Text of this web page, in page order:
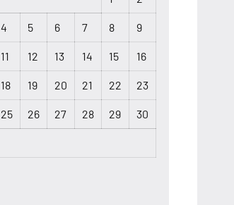
4 5 6 7 8 9
11 12 13 14 15 16
18 19 20 21 22 23
25 26 27 28 29 30